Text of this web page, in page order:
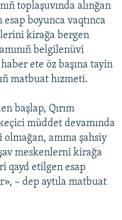
toplaşuvında alınğan
boyunca vaqtınca
kirağa bergen
belgilenüvi
ete öz başına tayin
matbuat hızmeti.
başlap, Qırım
müddet devamında
amma şahsiy
meskenlerni kirağa
qayd etilgen esap
– dep aytıla matbuat